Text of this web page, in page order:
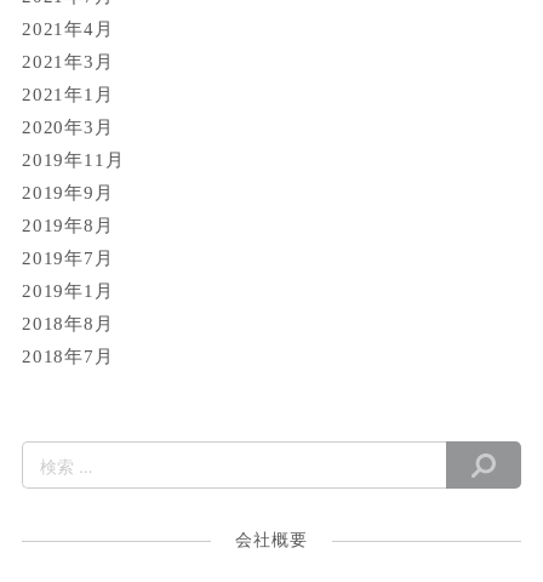
2021年4月
2021年3月
2021年1月
2020年3月
2019年11月
2019年9月
2019年8月
2019年7月
2019年1月
2018年8月
2018年7月
会社概要